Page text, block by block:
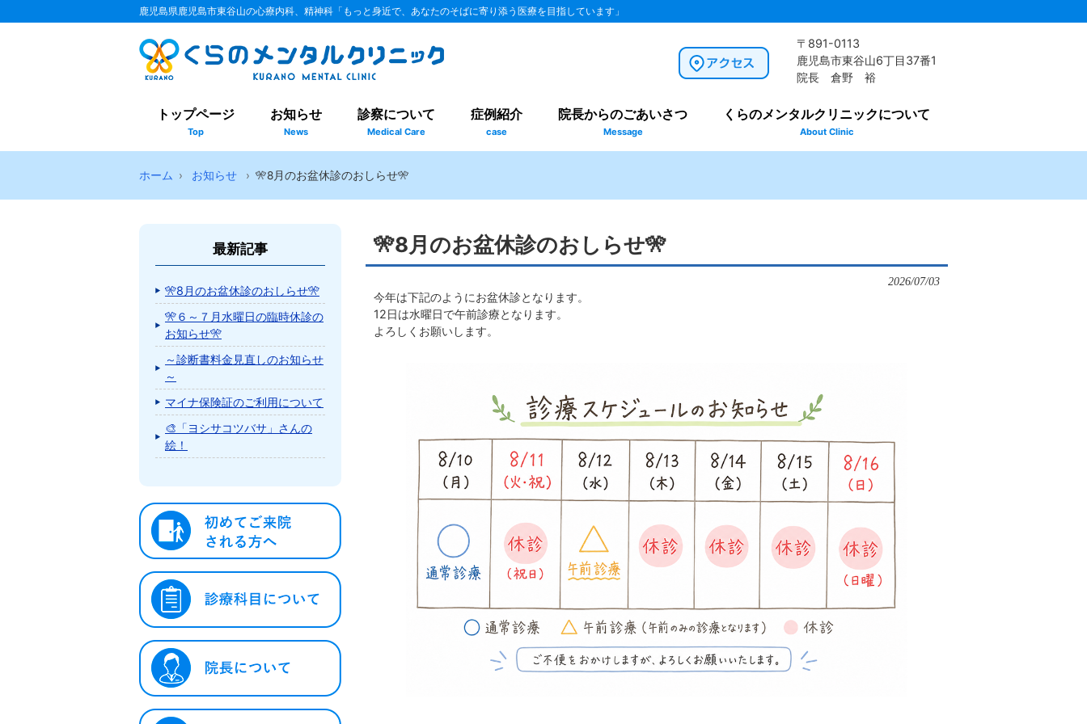
鹿児島県鹿児島市東谷山の心療内科、精神科「もっと身近で、あなたのそばに寄り添う医療を目指しています」
〒891-0113
鹿児島市東谷山6丁目37番1
院長 倉野 裕
トップページ
Top
お知らせ
News
診察について
Medical Care
症例紹介
case
院長からのごあいさつ
Message
くらのメンタルクリニックについて
About Clinic
ホーム お知らせ 🎌8月のお盆休診のおしらせ🎌
🎌8月のお盆休診のおしらせ🎌
2026/07/03
今年は下記のようにお盆休診となります。
12日は水曜日で午前診療となります。
よろしくお願いします。
最新記事
🎌8月のお盆休診のおしらせ🎌
🎌６～７月水曜日の臨時休診の
お知らせ🎌
～診断書料金見直しのお知らせ
～
マイナ保険証のご利用について
🎨「ヨシサコツバサ」さんの
絵！